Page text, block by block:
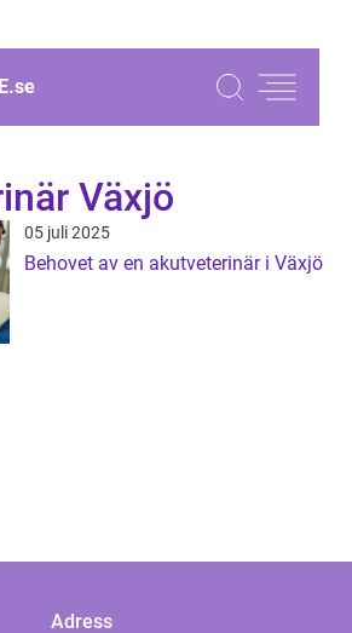
se
Växjö
05 juli 2025
Behovet av en akutveterinär i Växjö
Adress